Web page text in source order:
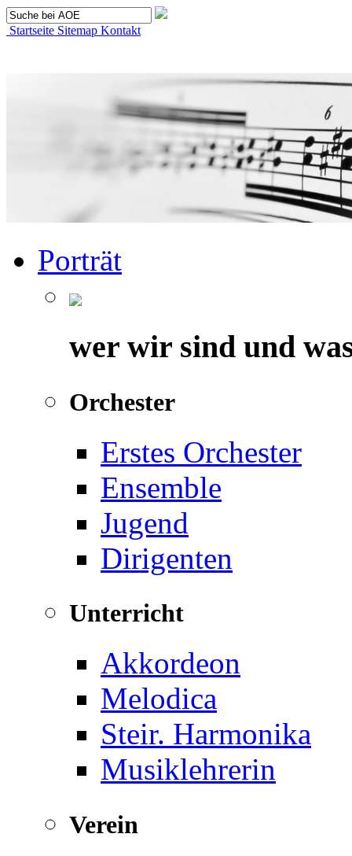
Startseite Sitemap Kontakt
Porträt
wer wir sind und
Orchester
Erstes Orchester
Ensemble
Jugend
Dirigenten
Unterricht
Akkordeon
Melodica
Steir. Harmonika
Musiklehrerin
Verein